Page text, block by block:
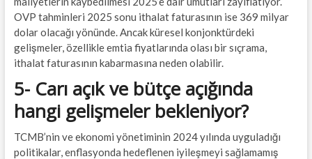
OVP tahminleri 2025 sonu ithalat faturasının ise 369 milyar
dolar olacağı yönünde. Ancak küresel konjonktürdeki
gelişmeler, özellikle emtia fiyatlarında olası bir sıçrama,
ithalat faturasının kabarmasına neden olabilir.
5- Carı açık ve bütçe açığında
hangi gelişmeler bekleniyor?
TCMB’nin ve ekonomi yönetiminin 2024 yılında uyguladığı
politikalar, enflasyonda hedeflenen iyileşmeyi sağlamamış